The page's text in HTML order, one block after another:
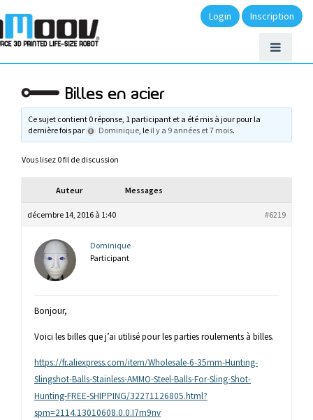
Login Inscription
Billes en acier
Ce sujet contient 0 réponse, 1 participant et a été mis à jour pour la
dernière fois par
Dominique, le il y a 9 années et 7 mois.
Vous lisez 0 fil de discussion
Auteur Messages
décembre 14, 2016 à 1:40 #6219
Dominique
Participant
Bonjour,
Voici les billes que j’ai utilisé pour les parties roulements à billes.
https://fr.aliexpress.com/item/Wholesale-6-35mm-Hunting-
Slingshot-Balls-Stainless-AMMO-Steel-Balls-For-Sling-Shot-
Hunting-FREE-SHIPPING/32271126805.html?
spm=2114.13010608.0.0.I7m9nv